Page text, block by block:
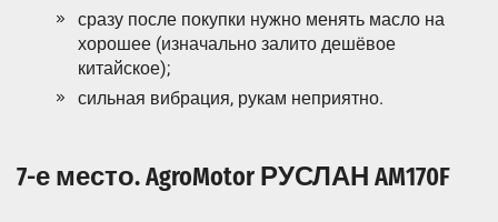
сразу после покупки нужно менять масло на
хорошее (изначально залито дешёвое
китайское);
сильная вибрация, рукам неприятно.
7-е место. AgroMotor РУСЛАН AM170F